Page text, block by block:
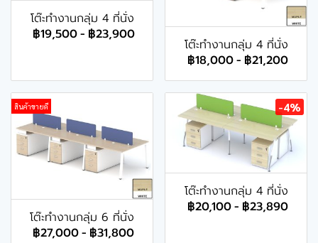
โต๊ะทำงานกลุ่ม 4 ที่นั่ง
฿19,500- ฿23,900
โต๊ะทำงานกลุ่ม 4 ที่นั่ง
฿18,000- ฿21,200
สินค้าขายดี
โต๊ะทำงานกลุ่ม 6 ที่นั่ง
฿27,000- ฿31,800
-4%
โต๊ะทำงานกลุ่ม 4 ที่นั่ง
฿20,100- ฿23,890